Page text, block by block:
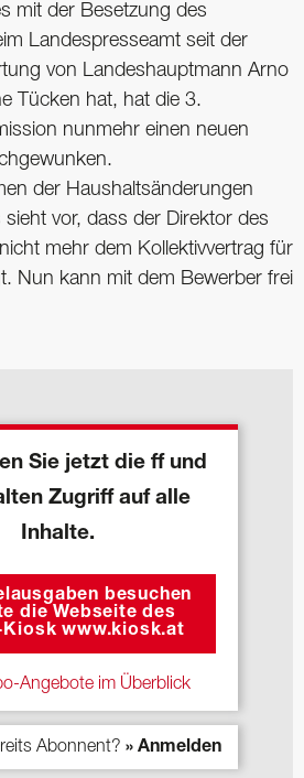
mit der Besetzung des
Landespresseamt seit der
von Landeshauptmann Arno
Tücken hat, hat die 3.
nunmehr einen neuen
der Haushaltsänderungen
vor, dass der Direktor des
mehr dem Kollektivvertrag für
Nun kann mit dem Bewerber frei
Sie jetzt die ff und
Zugriff auf alle
Inhalte.
besuchen
die Webseite des
www.kiosk.at
Angebote im Überblick
Abonnent? » Anmelden